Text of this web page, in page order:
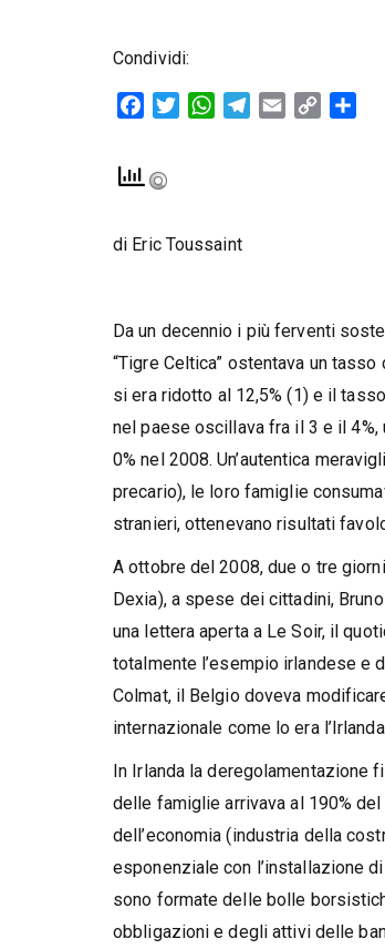
Condividi:
FacebookTwitterWhatsAppTelegram
Email
Copy
di Eric Toussaint
Da un decennio i più ferventi
“Tigre Celtica” ostentava un
si era ridotto al 12,5% (1) e il
nel paese oscillava fra il 3 e il
0% nel 2008. Un’autentica
precario), le loro famiglie
stranieri, ottenevano risultati
A ottobre del 2008, due o tre
Dexia), a spese dei cittadini,
una lettera aperta a Le Soir, il
totalmente l’esempio irlandese e
Colmat, il Belgio doveva
internazionale come lo era
In Irlanda la deregolamentazione
delle famiglie arrivava al 190%
dell’economia (industria della
esponenziale con l’installazione
sono formate delle bolle
obbligazioni e degli attivi delle